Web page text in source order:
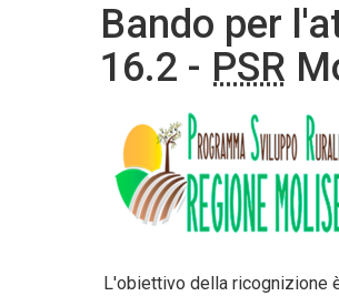
Bando per
16.2 - PSR
L'obiettivo della ricognizione